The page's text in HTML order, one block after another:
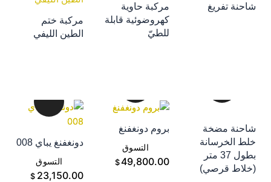
تفريغ
التسوق
مركبة حاوية
كهروضوئية قابلة
للطيّ
إضافة إلى سلة
التسوق
مركبة ختم
الطين الليفي
إضافة إلى سلة
التسوق
مضخة
الخرسانة
بطول 37 متر
قرصي)
إضافة إلى سلة
التسوق
بروم دونغفنغ
$49,800.00
إضافة إلى سلة
التسوق
دونغفنغ يباي 008
$23,150.00
إضافة إلى سلة
التسوق